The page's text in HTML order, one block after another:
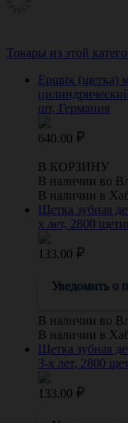
Товары из этой
Ершик (щетка)
шт, Германия
640.00
В КОРЗИНУ
В наличии во
В наличии в
Щетка зубная
х лет, 2800
133.00
Уведомить о
В наличии во
В наличии в
Щетка зубная
3-х лет, 2800
133.00